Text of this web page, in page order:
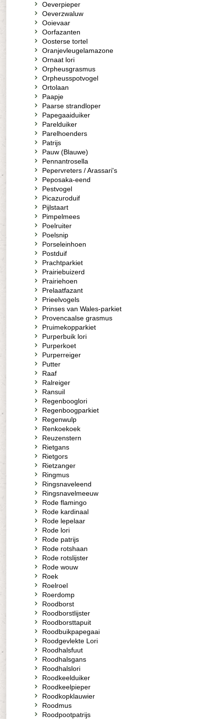
Oeverpieper
Oeverzwaluw
Ooievaar
Oorfazanten
Oosterse tortel
Oranjevleugelamazone
Ornaat lori
Orpheusgrasmus
Orpheusspotvogel
Ortolaan
Paapje
Paarse strandloper
Papegaaiduiker
Parelduiker
Parelhoenders
Patrijs
Pauw (Blauwe)
Pennantrosella
Pepervreters / Arassari's
Peposaka-eend
Pestvogel
Picazuroduif
Pijlstaart
Pimpelmees
Poelruiter
Poelsnip
Porseleinhoen
Postduif
Prachtparkiet
Prairiebuizerd
Prairiehoen
Prelaatfazant
Prieelvogels
Prinses van Wales-parkiet
Provencaalse grasmus
Pruimekopparkiet
Purperbuik lori
Purperkoet
Purperreiger
Putter
Raaf
Ralreiger
Ransuil
Regenbooglori
Regenboogparkiet
Regenwulp
Renkoekoek
Reuzenstern
Rietgans
Rietgors
Rietzanger
Ringmus
Ringsnaveleend
Ringsnavelmeeuw
Rode flamingo
Rode kardinaal
Rode lepelaar
Rode lori
Rode patrijs
Rode rotshaan
Rode rotslijster
Rode wouw
Roek
Roelroel
Roerdomp
Roodborst
Roodborstlijster
Roodborsttapuit
Roodbuikpapegaai
Roodgevlekte Lori
Roodhalsfuut
Roodhalsgans
Roodhalslori
Roodkeelduiker
Roodkeelpieper
Roodkopklauwier
Roodmus
Roodpootpatrijs